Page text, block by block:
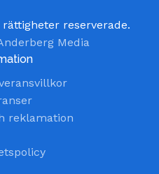
reserverade.
Media
reklamation